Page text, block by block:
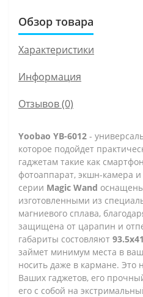
Обзор товара
Характеристики
Информация
Отзывов (0)
Yoobao YB-6012 -
которое подойдет
гаджетам такие как
фотоаппарат, экшн-камера
серии Magic Wand
изготовленными из
магниевого сплава,
защищена от царапин и
габариты состовляют
займет минимум места в
носить даже в кармане.
Ваших гаджетов, его
его с собой на